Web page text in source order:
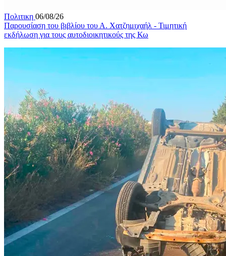
Πολιτικη 06/08/26
Παρουσίαση του βιβλίου του Α. Χατζημιχαήλ - Τιμητική
εκδήλωση για τους αυτοδιοικητικούς της Κω